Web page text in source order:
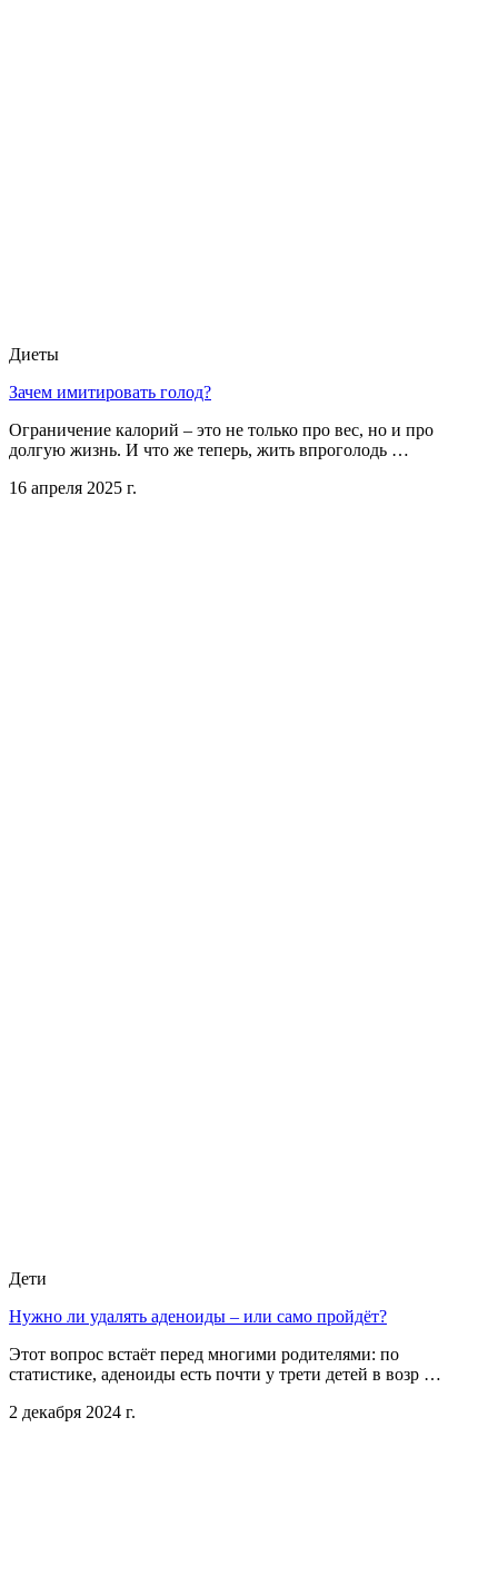
Диеты
Зачем имитировать голод?
Ограничение калорий – это не только про вес, но и про
долгую жизнь. И что же теперь, жить впроголодь …
16 апреля 2025 г.
Дети
Нужно ли удалять аденоиды – или само пройдёт?
Этот вопрос встаёт перед многими родителями: по
статистике, аденоиды есть почти у трети детей в возр …
2 декабря 2024 г.